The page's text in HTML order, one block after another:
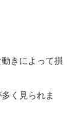
きによって損
く見られま